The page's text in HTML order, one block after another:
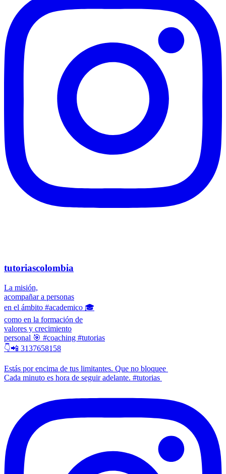
tutoriascolombia
La misión,
acompañar a personas
en el ámbito #academico 🎓
como en la formación de
valores y crecimiento
personal 🎯 #coaching #tutorias
👇📲 3137658158
Estás por encima de tus limitantes. Que no bloquee
Cada minuto es hora de seguir adelante. #tutorias